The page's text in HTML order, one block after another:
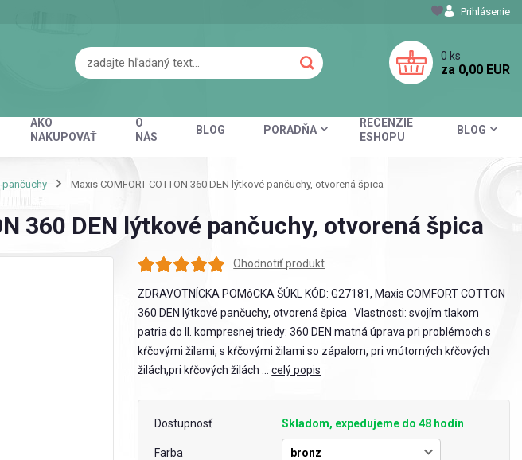
AKO
NAKUPOVAŤ
O
NÁS
BLOG PORADŇA
RECENZIE
ESHOPU
BLOG
Prihlásenie
0 ks
za 0,00 EUR
Maxis COMFORT COTTON 360 DEN lýtkové pančuchy, otvorená špica
360 DEN lýtkové pančuchy, otvorená špica
Ohodnotiť produkt
ZDRAVOTNÍCKA POMôCKA ŠÚKL KÓD: G27181, Maxis COMFORT COTTON
360 DEN lýtkové pančuchy, otvorená špica Vlastnosti: svojím tlakom
patria do II. kompresnej triedy: 360 DEN matná úprava pri problémoch s
kŕčovými žilami, s kŕčovými žilami so zápalom, pri vnútorných kŕčových
žilách,pri kŕčových žilách ...celý popis
Dostupnosť Skladom, expedujeme do 48 hodín
Farba